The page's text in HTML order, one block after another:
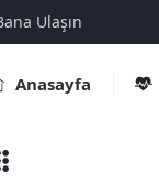
Ulaşın
Anasayfa